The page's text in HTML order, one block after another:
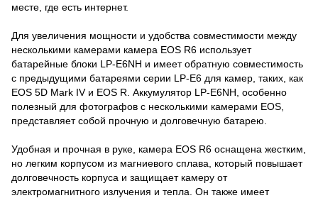
месте, где есть интернет.
Для увеличения мощности и удобства совместимости между
несколькими камерами камера EOS R6 использует
батарейные блоки LP-E6NH и имеет обратную совместимость
с предыдущими батареями серии LP-E6 для камер, таких, как
EOS 5D Mark IV и EOS R. Аккумулятор LP-E6NH, особенно
полезный для фотографов с несколькими камерами EOS,
представляет собой прочную и долговечную батарею.
Удобная и прочная в руке, камера EOS R6 оснащена жестким,
но легким корпусом из магниевого сплава, который повышает
долговечность корпуса и защищает камеру от
электромагнитного излучения и тепла. Он также имеет